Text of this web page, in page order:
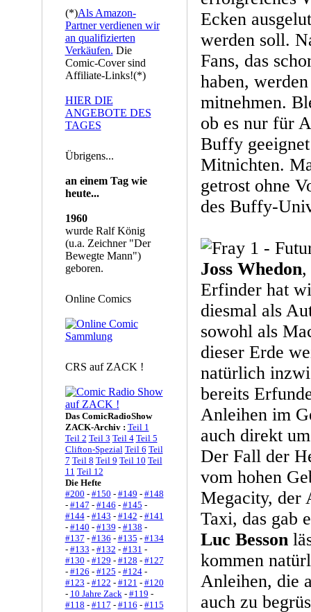
(*)Als Amazon-
Partner verdienen wir
an qualifizierten
Verkäufen. Die
Comic-Cover sind
Affiliate-Links!(*)
HIER DIE
ANGEBOTE DES
TAGES
Übrigens...
an einem Tag wie
heute...
1960
wurde Ralf König
(u.a. Zeichner "Der
Bewegte Mann")
geboren.
Online Comics
CRS auf ZACK !
Das ComicRadioShow
ZACK-Archiv : Teil 1
Teil 2 Teil 3 Teil 4 Teil 5
Clifton-Spezial Teil 6 Teil
7 Teil 8 Teil 9 Teil 10 Teil
11 Teil 12
Die Hefte
#200 - #150 - #149 - #148
- #147 - #146 - #145 -
#144- #143 - #142 - #141
- #140 - #139 - #138 -
#137 - #136 - #135 - #134
- #133 - #132 - #131 -
#130 - #129 - #128 - #127
- #126 - #125 - #124-
#123 - #122 - #121 - #120
- 10 Jahre Zack- #119 -
#118 - #117 - #116 - #115
Ecken
werden soll.
Fans, das
haben,
mitnehmen.
ob es nur für
Buffy
Mitnichten.
getrost ohne
des Buffy-
Joss Whedon,
Erfinder hat
diesmal als
sowohl als
dieser Erde
natürlich
bereits
Anleihen im
auch direkt
Der Fall der
vom hohen
Megacity, der
Taxi, das gab
Luc Besson
kommen
Anleihen, die
auch zu